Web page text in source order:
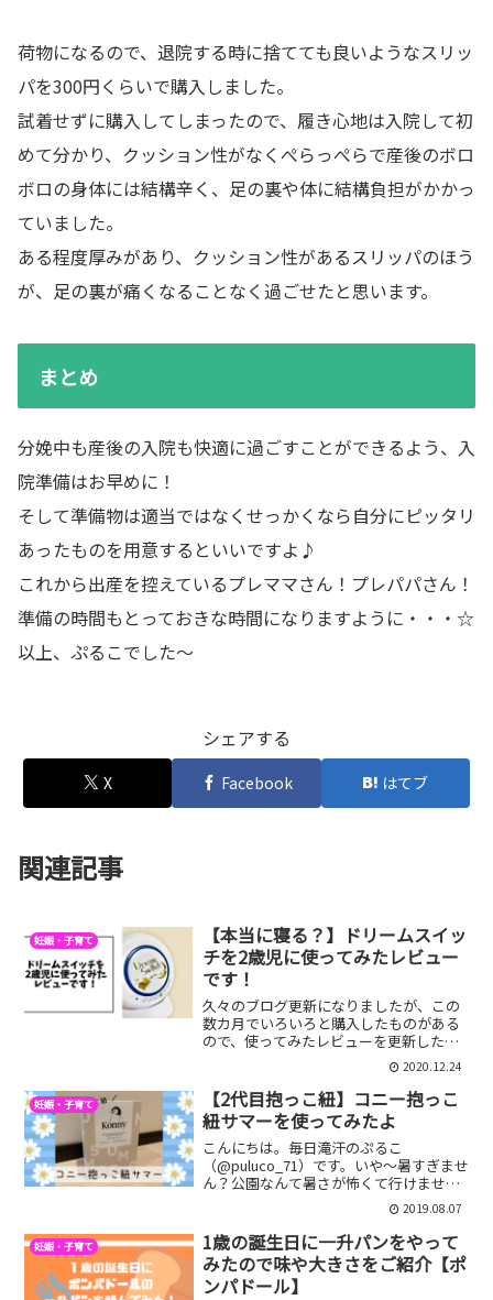
荷物になるので、退院する時に捨てても良いようなスリッ
パを300円くらいで購入しました。
試着せずに購入してしまったので、履き心地は入院して初
めて分かり、クッション性がなくぺらっぺらで産後のボロ
ボロの身体には結構辛く、足の裏や体に結構負担がかかっ
ていました。
ある程度厚みがあり、クッション性があるスリッパのほう
が、足の裏が痛くなることなく過ごせたと思います。
まとめ
分娩中も産後の入院も快適に過ごすことができるよう、入
院準備はお早めに！
そして準備物は適当ではなくせっかくなら自分にピッタリ
あったものを用意するといいですよ♪
これから出産を控えているプレママさん！プレパパさん！
準備の時間もとっておきな時間になりますように・・・☆
以上、ぷるこでした～
シェアする
X Facebook はてブ
関連記事
妊娠・子育て
【本当に寝る？】ドリームスイッ
チを2歳児に使ってみたレビュー
です！
久々のブログ更新になりましたが、この
数カ月でいろいろと購入したものがある
ので、使ってみたレビューを更新したい
と思います！今回はドリームスイッチと
いうおもちゃを数日使ってみたので、ご
紹介したいと思います。そもそもどんな
おもちゃなのかというとこ...
2020.12.24
妊娠・子育て
【2代目抱っこ紐】コニー抱っこ
紐サマーを使ってみたよ
こんにちは。毎日滝汗のぷるこ
（@puluco_71）です。いや～暑すぎませ
ん？公園なんて暑さが怖くて行けません
(*_*)もっぱら家にいるか、商業施設に入
り浸ってますｗさて・・・1歳になった娘
ですが、私もママ1歳になったということ
で(笑)自分...
2019.08.07
妊娠・子育て
1歳の誕生日に一升パンをやって
みたので味や大きさをご紹介【ポ
ンパドール】